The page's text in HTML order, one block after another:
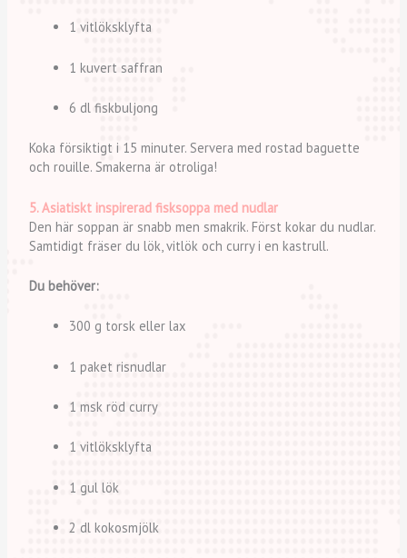
1 vitlöksklyfta
1 kuvert saffran
6 dl fiskbuljong
Koka försiktigt i 15 minuter. Servera med rostad baguette
och rouille. Smakerna är otroliga!
5. Asiatiskt inspirerad fisksoppa med nudlar
Den här soppan är snabb men smakrik. Först kokar du nudlar.
Samtidigt fräser du lök, vitlök och curry i en kastrull.
Du behöver:
300 g torsk eller lax
1 paket risnudlar
1 msk röd curry
1 vitlöksklyfta
1 gul lök
2 dl kokosmjölk